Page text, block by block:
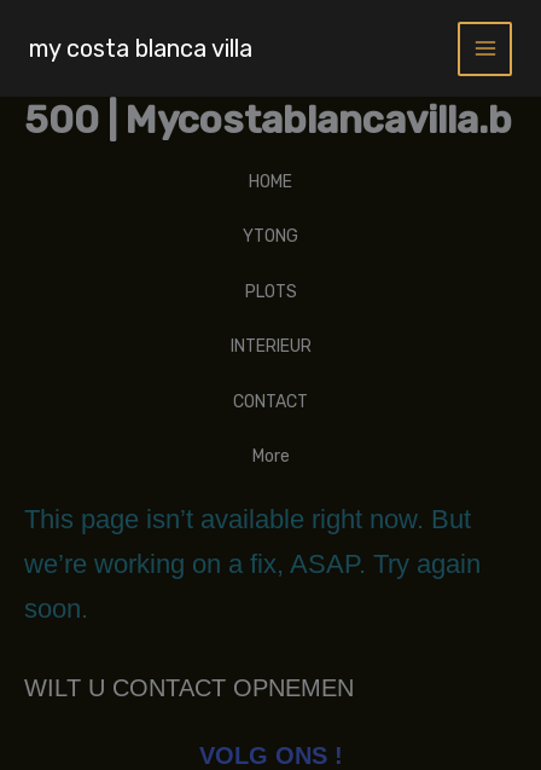
content
my costa blanca villa
500 | Mycostablancavilla.b
HOME
YTONG
PLOTS
INTERIEUR
CONTACT
More
This page isn’t available right now. But
we’re working on a fix, ASAP. Try again
soon.
WILT U CONTACT OPNEMEN
VOLG ONS !